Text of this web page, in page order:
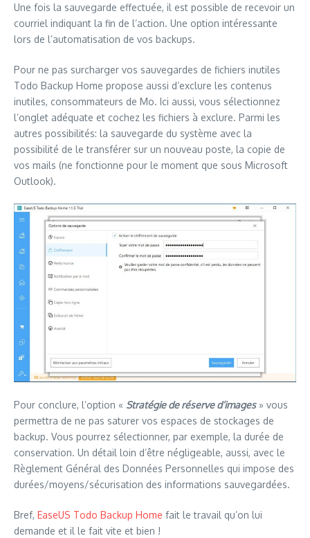
Une fois la sauvegarde effectuée, il est possible de recevoir un
courriel indiquant la fin de l’action. Une option intéressante
lors de l’automatisation de vos backups.
Pour ne pas surcharger vos sauvegardes de fichiers inutiles
Todo Backup Home propose aussi d’exclure les contenus
inutiles, consommateurs de Mo. Ici aussi, vous sélectionnez
l’onglet adéquate et cochez les fichiers à exclure. Parmi les
autres possibilités: la sauvegarde du système avec la
possibilité de le transférer sur un nouveau poste, la copie de
vos mails (ne fonctionne pour le moment que sous Microsoft
Outlook).
Pour conclure, l’option « Stratégie de réserve d’images» vous
permettra de ne pas saturer vos espaces de stockages de
backup. Vous pourrez sélectionner, par exemple, la durée de
conservation. Un détail loin d’être négligeable, aussi, avec le
Règlement Général des Données Personnelles qui impose des
durées/moyens/sécurisation des informations sauvegardées.
Bref, EaseUS Todo Backup Home fait le travail qu’on lui
demande et il le fait vite et bien !